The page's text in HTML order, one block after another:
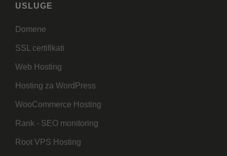
USLUGE
Domene
SSL certifikati
Web Hosting
Hosting za WordPress
WooCommerce Hosting
Rank - SEO monitoring
Root VPS Hosting